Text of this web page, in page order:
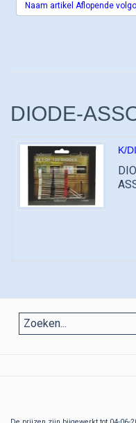
Naam artikel Aflopende
DIODE-
K/